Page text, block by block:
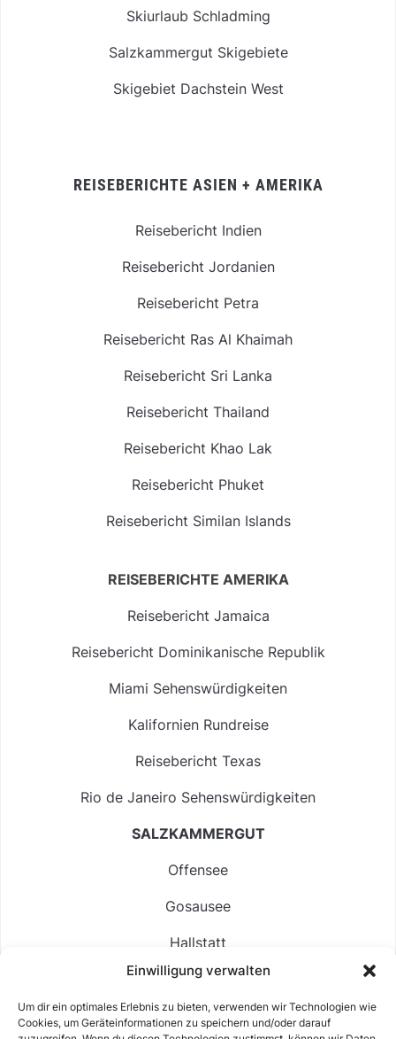
Einwilligung verwalten
Um dir ein optimales Erlebnis zu bieten, verwenden wir Technologien wie
Cookies, um Geräteinformationen zu speichern und/oder darauf
Skiurlaub Schladming
Salzkammergut Skigebiete
Skigebiet Dachstein West
REISEBERICHTE ASIEN + AMERIKA
Reisebericht Indien
Reisebericht Jordanien
Reisebericht Petra
Reisebericht Ras Al Khaimah
Reisebericht Sri Lanka
Reisebericht Thailand
Reisebericht Khao Lak
Reisebericht Phuket
Reisebericht Similan Islands
REISEBERICHTE AMERIKA
Reisebericht Jamaica
Reisebericht Dominikanische Republik
Miami Sehenswürdigkeiten
Kalifornien Rundreise
Reisebericht Texas
Rio de Janeiro Sehenswürdigkeiten
SALZKAMMERGUT
Offensee
Gosausee
Hallstatt
Langbathsee
Altausseer See